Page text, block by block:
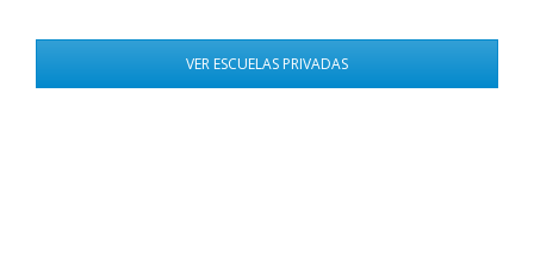
VER ESCUELAS PRIVADAS